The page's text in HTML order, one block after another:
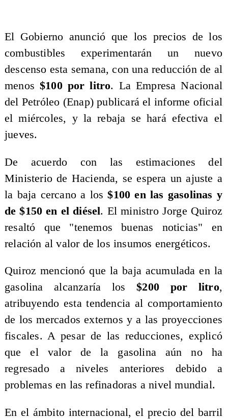
El Gobierno anunció que los precios de los
combustibles experimentarán un nuevo
descenso esta semana, con una reducción de al
menos $100 por litro. La Empresa Nacional
del Petróleo (Enap) publicará el informe oficial
el miércoles, y la rebaja se hará efectiva el
jueves.
De acuerdo con las estimaciones del
Ministerio de Hacienda, se espera un ajuste a
la baja cercano a los$100 en las gasolinas y
de $150 en el diésel. El ministro Jorge Quiroz
resaltó que "tenemos buenas noticias" en
relación al valor de los insumos energéticos.
Quiroz mencionó que la baja acumulada en la
gasolina alcanzaría los$200 por litro,
atribuyendo esta tendencia al comportamiento
de los mercados externos y a las proyecciones
fiscales. A pesar de las reducciones, explicó
que el valor de la gasolina aún no ha
regresado a niveles anteriores debido a
problemas en las refinadoras a nivel mundial.
En el ámbito internacional, el precio del barril